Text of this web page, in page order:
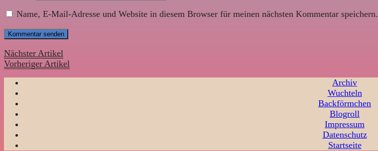
Name, E-Mail-Adresse und Website in diesem Browser für meinen nächsten Kommentar speichern.
Nächster Artikel
Vorheriger Artikel
Archiv
Wuchteln
Backförmchen
Blogroll
Impressum
Datenschutz
Startseite